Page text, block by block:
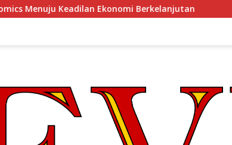
Ekonomi Berkelanjutan Arsitektur